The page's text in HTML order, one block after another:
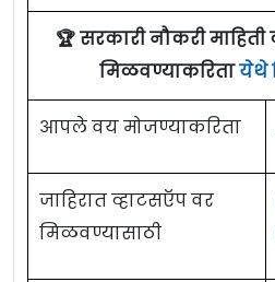
🏆 सरकारी नौकरी
मिळवण्याकरितायेथे
आपले वय मोजण्याकरिता
जाहिरात व्हाटसऍप वर
मिळवण्यासाठी